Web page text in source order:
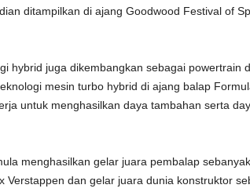
ditampilkan di ajang Goodwood Festival of
hybrid juga dikembangkan sebagai powertrain
mesin turbo hybrid di ajang balap
untuk menghasilkan daya tambahan serta
menghasilkan gelar juara pembalap
Verstappen dan gelar juara dunia konstruktor